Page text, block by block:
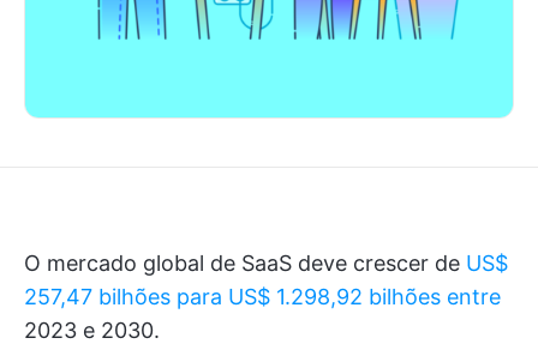
O mercado global de SaaS deve crescer de US$
257,47 bilhões para US$ 1.298,92 bilhões entre
2023 e 2030.